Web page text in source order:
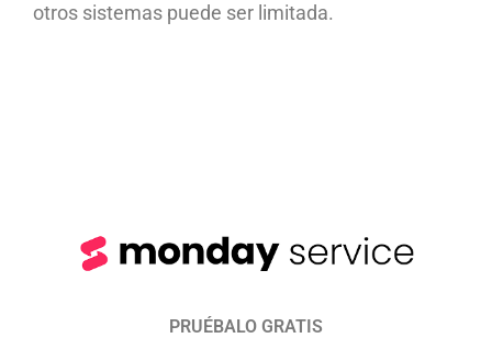
otros sistemas puede ser limitada.
PRUÉBALO GRATIS